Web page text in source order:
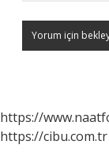
https://
https://cibu.com.tr